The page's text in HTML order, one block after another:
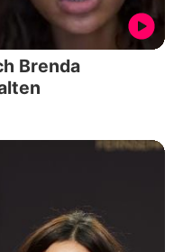
Brenda